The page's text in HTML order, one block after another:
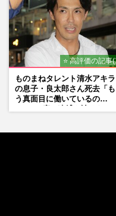
⭐ 高評価の記事
ものまねタレント清水アキラ
の息子・良太郎さん死去「も
う真面目に働いているの